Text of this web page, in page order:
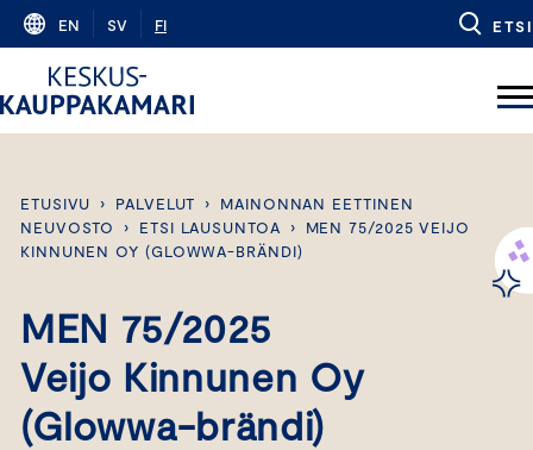
Skip
content
EN SV FI ETSI
ETUSIVU › PALVELUT ›
MAINONNAN EETTINEN
NEUVOSTO
› ETSI LAUSUNTOA ›
MEN 75/2025 VEIJO
KINNUNEN OY (GLOWWA-BRÄNDI)
MEN 75/2025
Veijo Kinnunen Oy
(Glowwa-brändi)